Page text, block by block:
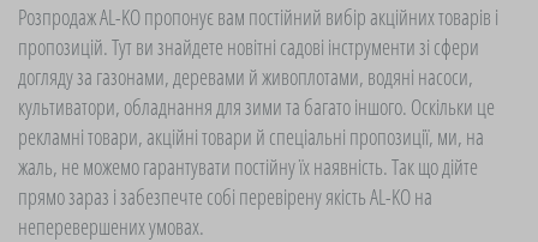
Розпродаж AL-KO пропонує вам постійний вибір акційних товарів і
пропозицій. Тут ви знайдете новітні садові інструменти зі сфери
догляду за газонами, деревами й живоплотами, водяні насоси,
культиватори, обладнання для зими та багато іншого. Оскільки це
рекламні товари, акційні товари й спеціальні пропозиції, ми, на
жаль, не можемо гарантувати постійну їх наявність. Так що дійте
прямо зараз і забезпечте собі перевірену якість AL-KO на
неперевершених умовах.